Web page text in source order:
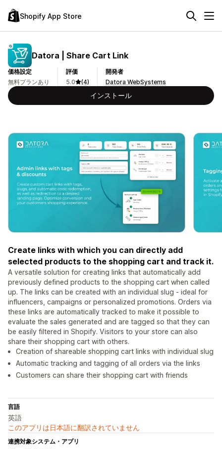
Shopify App Store
Datora | Share Cart Link
価格設定
無料プランあり
評価
5.0
(4)
開発者
Datora WebSystems
インストール
Create links with which you can directly add
selected products to the shopping cart and track it.
A versatile solution for creating links that automatically add
previously defined products to the shopping cart when called
up. The links can be created with an individual slug - ideal for
influencers, campaigns or personalized promotions. Orders via
these links are automatically tracked to make it possible to
evaluate the sales generated and are tagged so that they can
be easily filtered in Shopify. Visitors to your store can also
share their shopping cart with others.
Creation of shareable shopping cart links with individual slug
Automatic tracking and tagging of all orders via the links
Customers can share their shopping cart with friends
言語
英語
このアプリは日本語に翻訳されていません
連携対象システム・アプリ